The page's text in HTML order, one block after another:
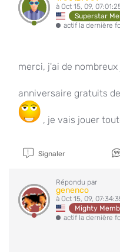
à Oct 15, 09,
Superstar
actif la dernière
merci, j'ai de
anniversaire gratuits
, je vais jouer
Signaler
Répondu par
genenco
à Oct 15, 09,
Mighty
actif la dernière